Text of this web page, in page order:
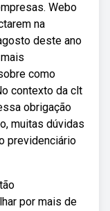
Webo
na
deste ano
como
contexto da clt
obrigação
muitas dúvidas
previdenciário
por mais de